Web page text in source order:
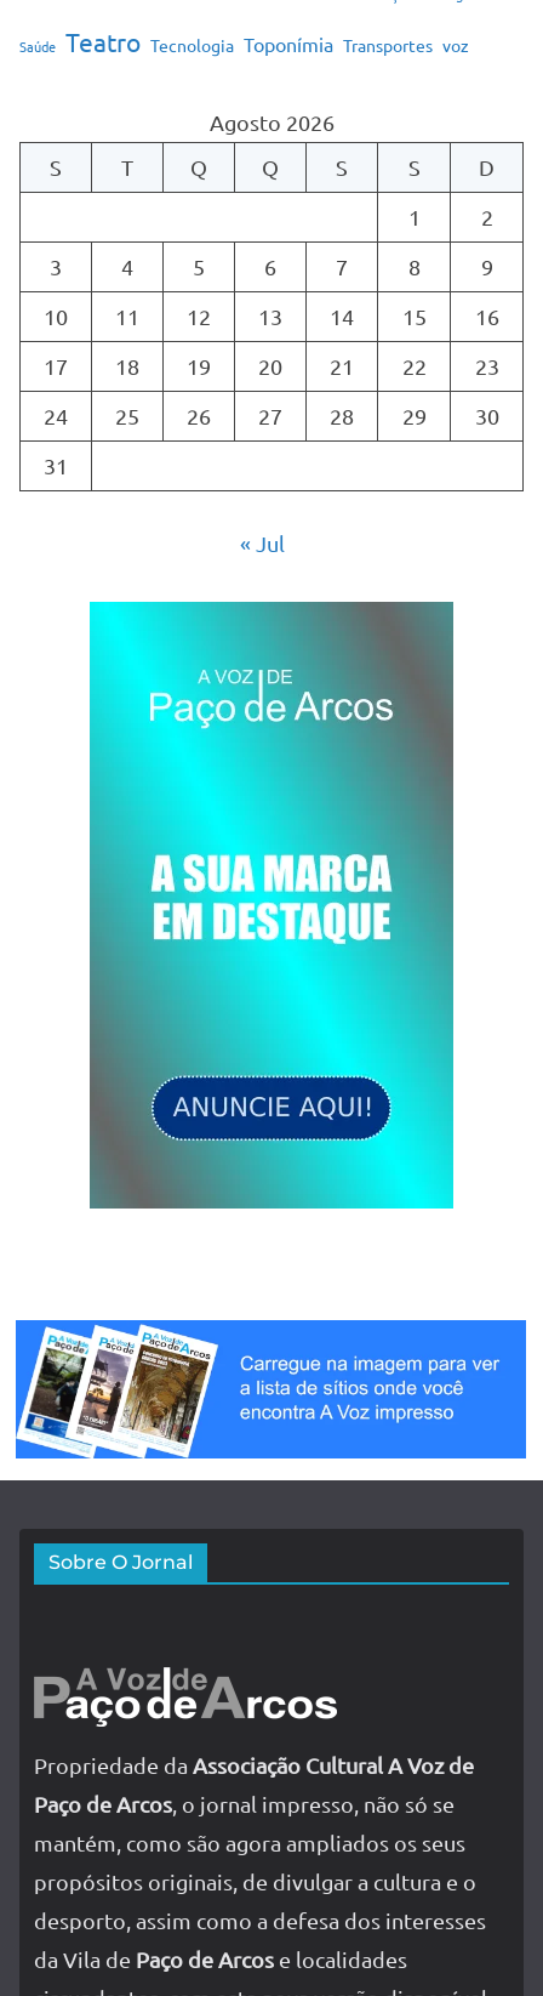
Saúde Teatro Tecnologia Toponímia Transportes voz
Agosto 2026
S
T Q Q S S
D
1
2
3
4 5 6 7 8
9
10
11 12 13 14 15
16
17
18 19 20 21 22
23
24
25 26 27 28 29
30
31
« Jul
Sobre O Jornal
Propriedade da Associação Cultural A Voz de
Paço de Arcos , o jornal impresso, não só se
mantém, como são agora ampliados os seus
propósitos originais, de divulgar a cultura e o
desporto, assim como a defesa dos interesses
da Vila de Paço de Arcos e localidades